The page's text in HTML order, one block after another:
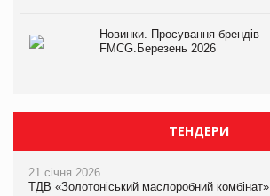
Новинки. Просування брендів
FMCG.Березень 2026
ТЕНДЕРИ
21 січня 2026
ТДВ «Золотоніський маслоробний комбінат»